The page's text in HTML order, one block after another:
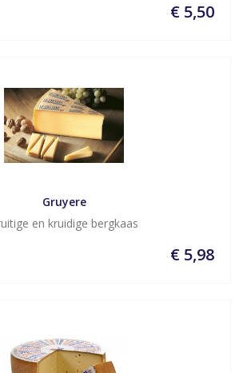
€ 5,50
Gruyere
en kruidige bergkaas
€ 5,98